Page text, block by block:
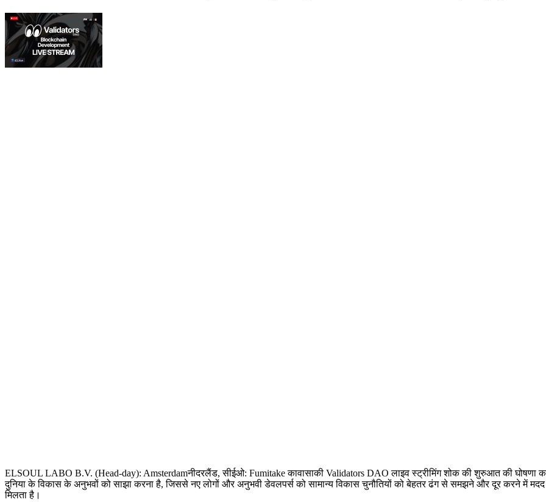
ELSOUL LABO B.V. (Head-day): Amsterdamनीदरलैंड, सीईओ: Fumitake कावासाकी Validators DAO लाइव स्ट्रीमिंग शोक की शुरुआत की घोषणा
दुनिया के विकास के अनुभवों को साझा करना है, जिससे नए लोगों और अनुभवी डेवलपर्स को सामान्य विकास चुनौतियों को बेहतर ढंग से समझने और दूर करने में मदद
मिलता है।